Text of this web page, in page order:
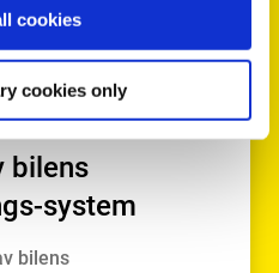
cookies
cookies only
reklamationer
bilens
system
bilens